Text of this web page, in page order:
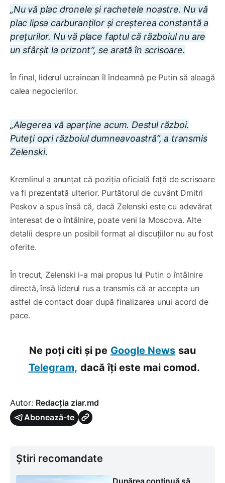
„Nu vă plac dronele și rachetele noastre. Nu vă
plac lipsa carburanților și creșterea constantă a
prețurilor. Nu vă place faptul că războiul nu are
un sfârșit la orizont”, se arată în scrisoare.
În final, liderul ucrainean îl îndeamnă pe Putin să aleagă
calea negocierilor.
„Alegerea vă aparține acum. Destul război.
Puteți opri războiul dumneavoastră”, a transmis
Zelenski.
Kremlinul a anunțat că poziția oficială față de scrisoare
va fi prezentată ulterior. Purtătorul de cuvânt Dmitri
Peskov a spus însă că, dacă Zelenski este cu adevărat
interesat de o întâlnire, poate veni la Moscova. Alte
detalii despre un posibil format al discuțiilor nu au fost
oferite.
În trecut, Zelenski i-a mai propus lui Putin o întâlnire
directă, însă liderul rus a transmis că ar accepta un
astfel de contact doar după finalizarea unui acord de
pace.
Ne poți citi și pe Google News sau
Telegram, dacă îți este mai comod.
Autor: Redacția ziar.md
Abonează-te
Știri recomandate
Dunărea continuă să